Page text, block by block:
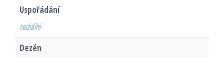
Uspořádání
radiální
Dezén